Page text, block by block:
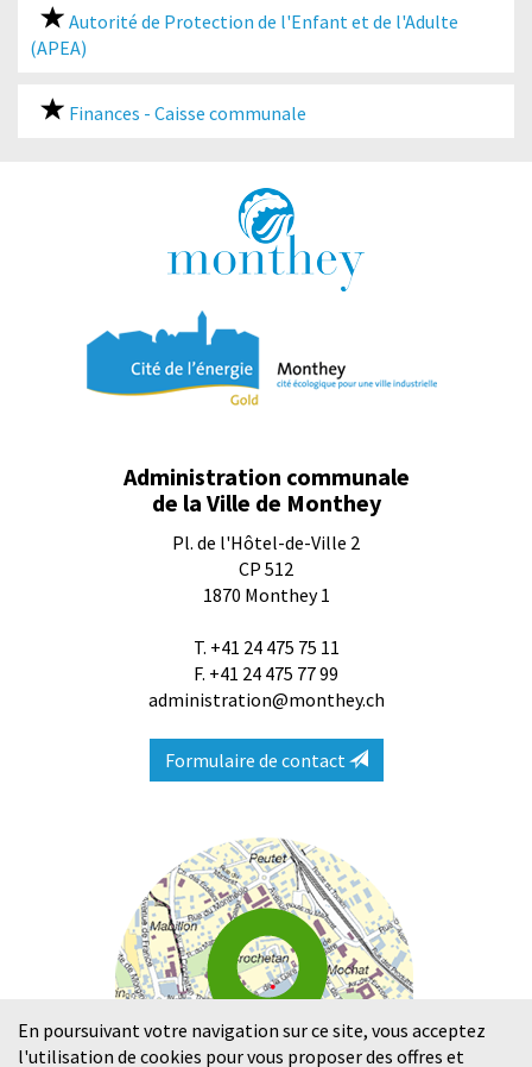
Autorité de Protection de l'Enfant et de l'Adulte
(APEA)
Finances - Caisse communale
Administration communale
de la Ville de Monthey
Pl. de l'Hôtel-de-Ville 2
CP 512
1870 Monthey 1
T. +41 24 475 75 11
F. +41 24 475 77 99
administration@monthey.ch
Formulaire de contact
En poursuivant votre navigation sur ce site, vous acceptez
l'utilisation de cookies pour vous proposer des offres et